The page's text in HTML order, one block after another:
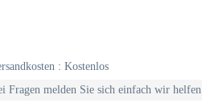
: Kostenlos
Fragen melden Sie sich einfach wir